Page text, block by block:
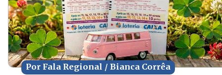
Por Fala Regional / Bianca Corrêa
Por Fala Regional / Bianca Corrêa